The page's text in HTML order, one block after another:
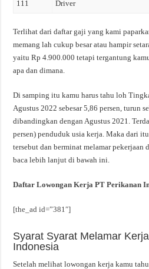
111 Driver
Terlihat dari daftar gaji yang kami
memang lah cukup besar atau hampir
yaitu Rp 4.900.000 tetapi tergantung
apa dan dimana.
Di samping itu kamu harus tahu loh
Agustus 2022 sebesar 5,86 persen, turun
dibandingkan dengan Agustus 2021.
persen) penduduk usia kerja. Maka dari
tersebut dan berminat melamar pekerjaan
baca lebih lanjut di bawah ini.
Daftar Lowongan Kerja PT Perikanan
[the_ad id=”381″]
Syarat Syarat Melamar
Indonesia
Setelah melihat lowongan kerja kamu